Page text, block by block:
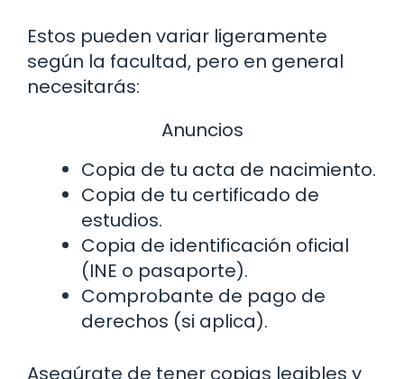
Estos pueden variar ligeramente
según la facultad, pero en general
necesitarás:
Anuncios
Copia de tu acta de nacimiento.
Copia de tu certificado de
estudios.
Copia de identificación oficial
(INE o pasaporte).
Comprobante de pago de
derechos (si aplica).
Asegúrate de tener copias legibles y